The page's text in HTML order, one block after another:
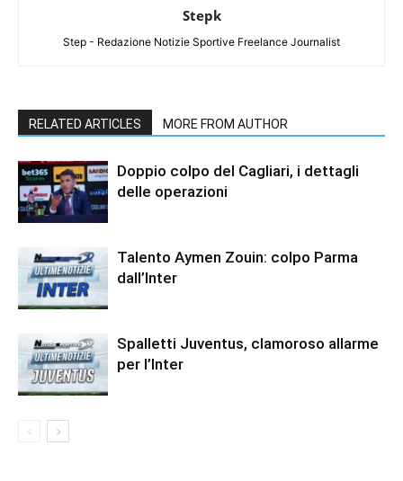
Stepk
Step - Redazione Notizie Sportive Freelance Journalist
RELATED ARTICLES MORE FROM AUTHOR
Doppio colpo del Cagliari, i dettagli
delle operazioni
Talento Aymen Zouin: colpo Parma
dall’Inter
Spalletti Juventus, clamoroso allarme
per l’Inter